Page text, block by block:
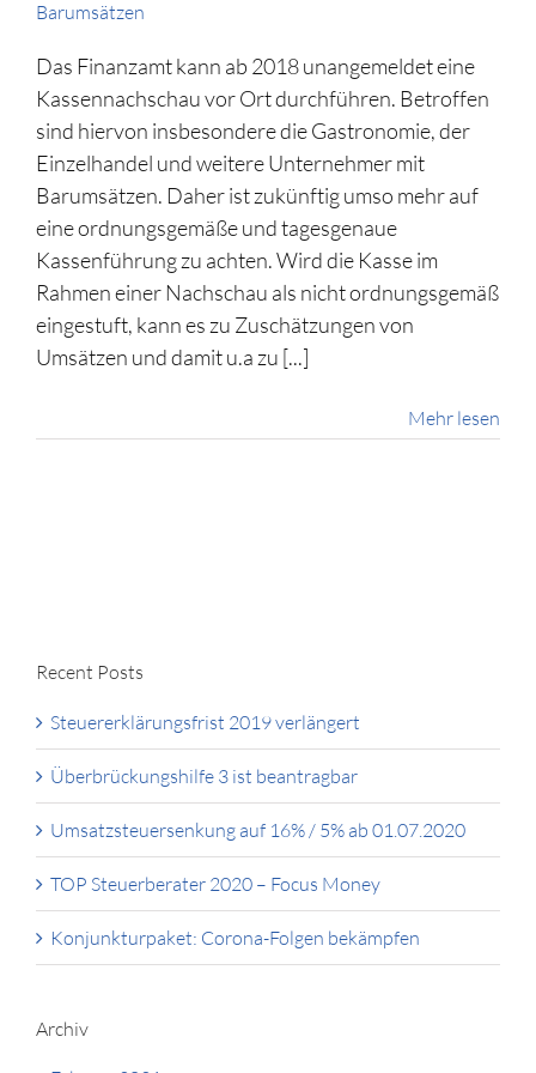
Barumsätzen
Das Finanzamt kann ab 2018 unangemeldet eine
Kassennachschau vor Ort durchführen. Betroffen
sind hiervon insbesondere die Gastronomie, der
Einzelhandel und weitere Unternehmer mit
Barumsätzen. Daher ist zukünftig umso mehr auf
eine ordnungsgemäße und tagesgenaue
Kassenführung zu achten. Wird die Kasse im
Rahmen einer Nachschau als nicht ordnungsgemäß
eingestuft, kann es zu Zuschätzungen von
Umsätzen und damit u.a zu [...]
Mehr lesen
Recent Posts
Steuererklärungsfrist 2019 verlängert
Überbrückungshilfe 3 ist beantragbar
Umsatzsteuersenkung auf 16% / 5% ab 01.07.2020
TOP Steuerberater 2020 – Focus Money
Konjunkturpaket: Corona-Folgen bekämpfen
Archiv